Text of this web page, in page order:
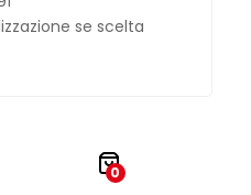
se scelta
0